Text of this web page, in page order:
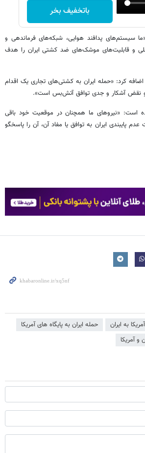
باتخفیف بخر
سیستم‌های پدافند هوایی، شبکه‌های فرماندهی و
و قابلیت‌های موشک‌های ضد کشتی ایران را هدف
کرد: «حمله ایران به کشتی‌های تجاری یک اقدام
و نقض آشکار و جدی توافق آتش‌بس است».
است: «نیروهای ما همچنان در موقعیت خود باقی
عدم پایبندی ایران به توافق یا مفاد آن، آن را پاسخگو
به ایران
حمله ایران به پایگاه های آمریکا
و آمریکا